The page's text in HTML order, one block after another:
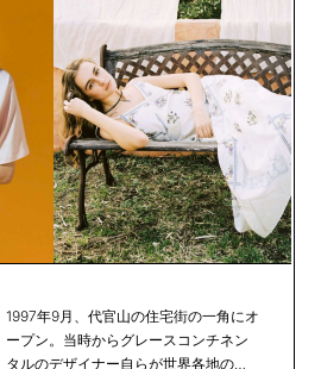
1997年9月、代官山の住宅街の一角にオ
ープン。当時からグレースコンチネン
タルのデザイナー自らが世界各地の素